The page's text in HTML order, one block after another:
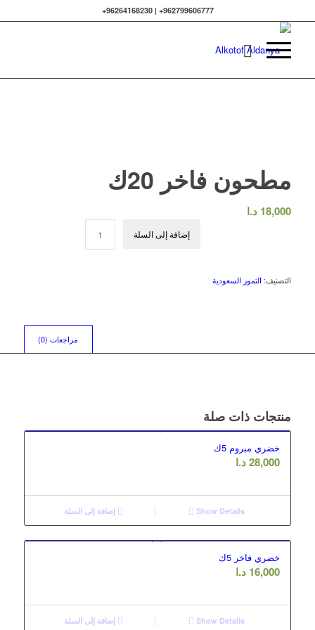
962799606777+ | 96264168230+
مطحون فاخر 20ك
18,000 د.ا
إضافة إلى السلة
التصنيف: التمور السعودية
مراجعات (0)
منتجات ذات صلة
خضري مبروم 5ك
28,000 د.ا
إضافة إلى السلة Show Details
خضري فاخر 5ك
16,000 د.ا
إضافة إلى السلة Show Details